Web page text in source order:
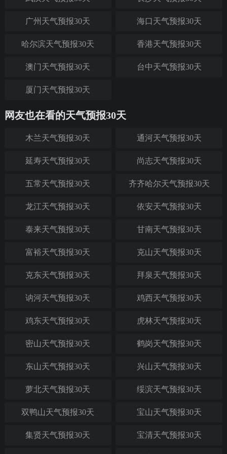
广州天气预报30天 海口天气预报30天
哈尔滨天气预报30天 香港天气预报30天
澳门天气预报30天 台中天气预报30天
厦门天气预报30天
网友也在看的天气预报30天
木兰天气预报30天 通河天气预报30天
延寿天气预报30天 尚志天气预报30天
五常天气预报30天 齐齐哈尔天气预报30天
龙江天气预报30天 依安天气预报30天
泰来天气预报30天 甘南天气预报30天
富裕天气预报30天 克山天气预报30天
克东天气预报30天 拜泉天气预报30天
讷河天气预报30天 鸡西天气预报30天
鸡东天气预报30天 虎林天气预报30天
密山天气预报30天 鹤岗天气预报30天
东山天气预报30天 兴山天气预报30天
萝北天气预报30天 绥滨天气预报30天
双鸭山天气预报30天 宝山天气预报30天
集贤天气预报30天 宝清天气预报30天